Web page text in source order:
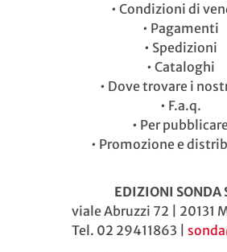
• Condizioni di
• Pagamenti
• Spedizioni
• Cataloghi
• Dove trovare i
• F.a.q.
• Per
• Promozione e
EDIZIONI SONDA
viale Abruzzi 72 | 20131
Tel. 02 29411863 |